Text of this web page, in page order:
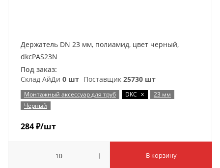
Держатель DN 23 мм, полиамид, цвет черный,
dkcPAS23N
Под заказ:
Склад АйДи 0 шт Поставщик 25730 шт
Монтажный аксессуар для труб DKC x
23 мм
Черный
284₽/шт
В корзину